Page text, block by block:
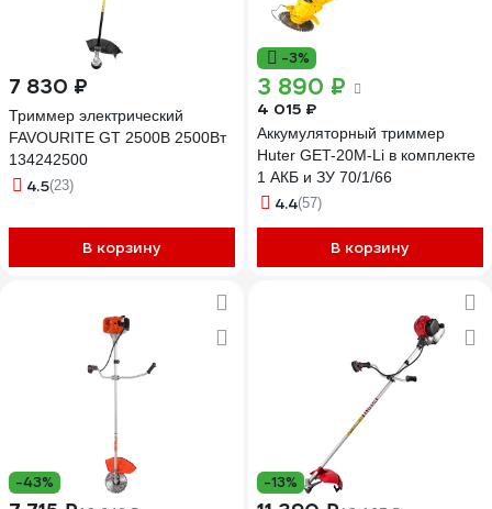
7 830 ₽
Триммер электрический
FAVOURITE GT 2500B 2500Вт
134242500
4.5(23)
В корзину
-3%
3 890 ₽
4 015 ₽
Аккумуляторный триммер
Huter GET-20M-Li в комплекте
1 АКБ и ЗУ 70/1/66
4.4(57)
В корзину
-43% -13%